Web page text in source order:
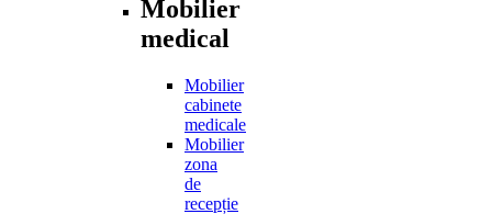
Mobilier
medical
Mobilier
cabinete
medicale
Mobilier
zona
de
recepție